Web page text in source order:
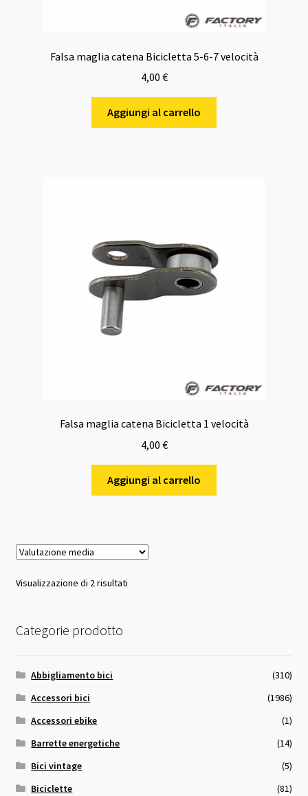
Falsa maglia catena Bicicletta 5-6-7 velocità
4,00 €
Aggiungi al carrello
Falsa maglia catena Bicicletta 1 velocità
4,00 €
Aggiungi al carrello
Visualizzazione di 2 risultatiValutazione
Categorie prodotto
Abbigliamento bici
(310)
Accessori bici
(1986)
Accessori ebike
(1)
Barrette energetiche
(14)
Bici vintage
(5)
Biciclette
(81)